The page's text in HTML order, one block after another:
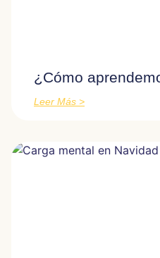
¿Cómo
Leer Más >